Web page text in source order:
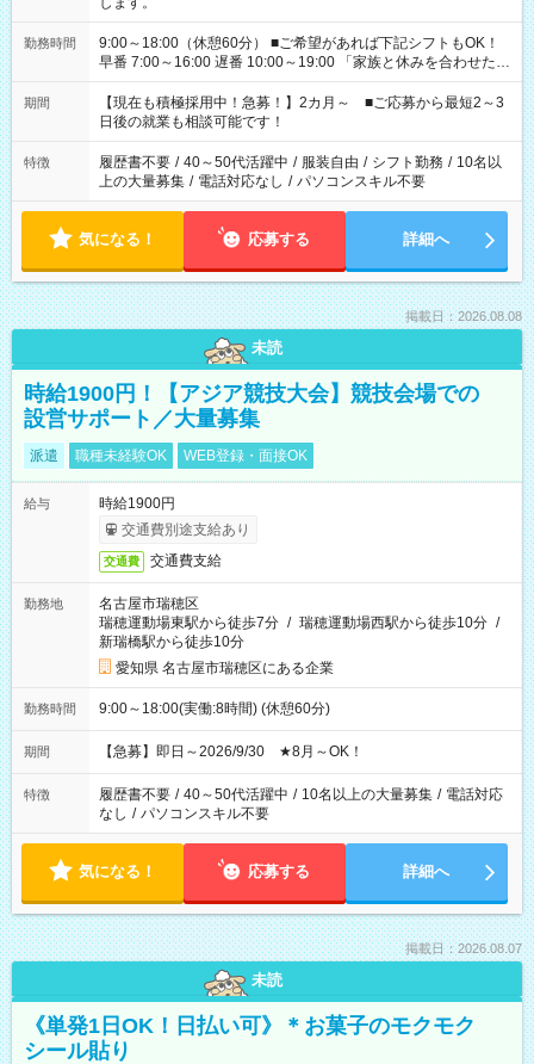
勤務時間
9:00～18:00（休憩60分） ■ご希望があれば下記シフトもOK！
早番 7:00～16:00 遅番 10:00～19:00 「家族と休みを合わせた
い」 「余裕を持って夕飯の準備がしたい」 「できれば残業はし
たくない」 など、ご希望を教えてくださいね。 ※Wワーク希望
の方へ 今ご覧のお仕事で希望する勤務時間と、もう1つのお仕事
の勤務時間。 合計で週40時間を超える場合は応募できません。
期間
【現在も積極採用中！急募！】2カ月～ ■ご応募から最短2～3
日後の就業も相談可能です！
特徴 履歴書不要 / 40～50代活躍中 / 服装自由 / シフト勤務 / 10名以
上の大量募集 / 電話対応なし / パソコンスキル不要
気になる！ 応募する 詳細へ
掲載日：2026.08.08
未読
時給1900円！【アジア競技大会】競技会場での
設営サポート／大量募集
派遣 職種未経験OK WEB登録・面接OK
給与
時給1900円
交通費別途支給あり
交通費 交通費支給
勤務地
名古屋市瑞穂区
瑞穂運動場東駅から徒歩7分 / 瑞穂運動場西駅から徒歩10分 /
新瑞橋駅から徒歩10分
愛知県 名古屋市瑞穂区にある企業
勤務時間 9:00～18:00(実働:8時間) (休憩60分)
期間 【急募】即日～2026/9/30 ★8月～OK！
特徴 履歴書不要 / 40～50代活躍中 / 10名以上の大量募集 / 電話対応
なし / パソコンスキル不要
気になる！ 応募する 詳細へ
掲載日：2026.08.07
未読
《単発1日OK！日払い可》＊お菓子のモクモク
シール貼り